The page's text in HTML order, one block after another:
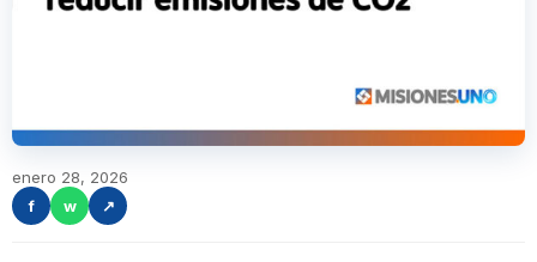
enero 28, 2026
f
w ↗